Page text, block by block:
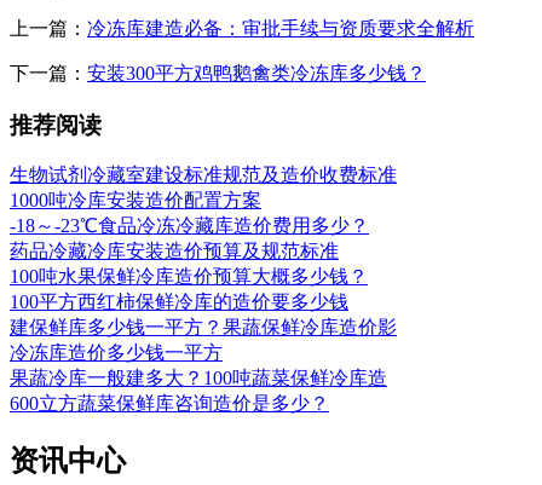
上一篇： 冷冻库建造必备：审批手续与资质要求全解析
下一篇： 安装300平方鸡鸭鹅禽类冷冻库多少钱？
推荐阅读
生物试剂冷藏室建设标准规范及造价收费标准
1000吨冷库安装造价配置方案
-18～-23℃食品冷冻冷藏库造价费用多少？
药品冷藏冷库安装造价预算及规范标准
100吨水果保鲜冷库造价预算大概多少钱？
100平方西红柿保鲜冷库的造价要多少钱
建保鲜库多少钱一平方？果蔬保鲜冷库造价影
冷冻库造价多少钱一平方
果蔬冷库一般建多大？100吨蔬菜保鲜冷库造
600立方蔬菜保鲜库咨询造价是多少？
资讯中心